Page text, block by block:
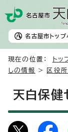
名古屋市 トッ
現在の位置： トッ
しの情報
> 区役所
天白保健